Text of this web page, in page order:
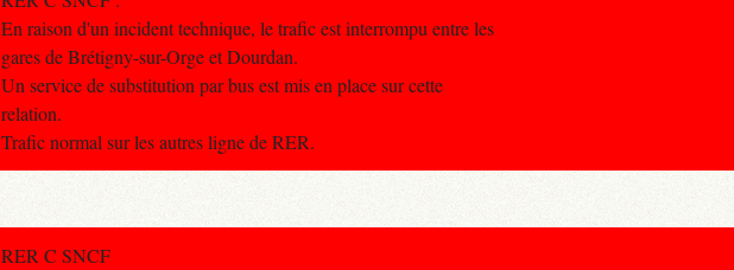
En raison d'un incident technique, le trafic est interrompu entre les
gares de Brétigny-sur-Orge et Dourdan.
Un service de substitution par bus est mis en place sur cette
relation.
Trafic normal sur les autres ligne de RER.
RER C SNCF